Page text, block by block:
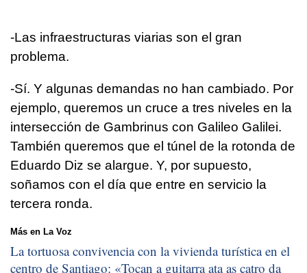
-Las infraestructuras viarias son el gran
problema.
-Sí. Y algunas demandas no han cambiado. Por
ejemplo, queremos un cruce a tres niveles en la
intersección de Gambrinus con Galileo Galilei.
También queremos que el túnel de la rotonda de
Eduardo Diz se alargue. Y, por supuesto,
soñamos con el día que entre en servicio la
tercera ronda.
Más en La Voz
La tortuosa convivencia con la vivienda turística en el
centro de Santiago: «Tocan a guitarra ata as catro da